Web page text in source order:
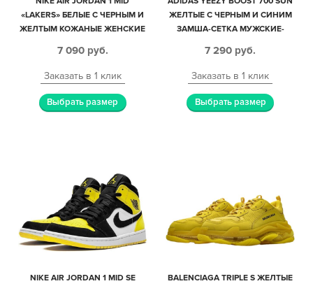
«LAKERS» БЕЛЫЕ С ЧЕРНЫМ И
ЖЕЛТЫМ КОЖАНЫЕ ЖЕНСКИЕ
7 090 руб.
Заказать в 1 клик
Выбрать размер
ЖЕЛТЫЕ С ЧЕРНЫМ И СИНИМ
ЗАМША-СЕТКА МУЖСКИЕ-
7 290 руб.
Заказать в 1 клик
Выбрать размер
NIKE AIR JORDAN 1 MID SE
BALENCIAGA TRIPLE S ЖЕЛТЫЕ